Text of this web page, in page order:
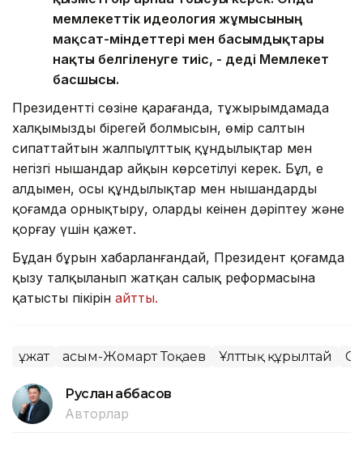
мемлекеттік идеология жұмысының
мақсат-міндеттері мен басымдықтары
нақты белгіленуге тиіс, - деді Мемлекет
басшысы.
Президенттің сөзіне қарағанда, тұжырымдамада
халқымыздың бірегей болмысын, өмір салтын
сипаттайтын жалпыұлттық құндылықтар мен
негізгі нышандар айқын көрсетілуі керек. Бұл, ең
алдымен, осы құндылықтар мен нышандарды
қоғамда орнықтыру, оларды кеңінен дәріптеу және
қорғау үшін қажет.
Бұдан бұрын хабарланғандай, Президент қоғамда
қызу талқыланып жатқан салық реформасына
қатысты пікірін айтты.
Құжат Қасым-Жомарт Тоқаев Ұлттық құрылтай
Руслан Ғаббасов
Авторлар